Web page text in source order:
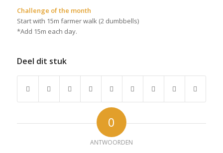
Challenge of the month
Start with 15m farmer walk (2 dumbbells)
*Add 15m each day.
Deel dit stuk
0
ANTWOORDEN